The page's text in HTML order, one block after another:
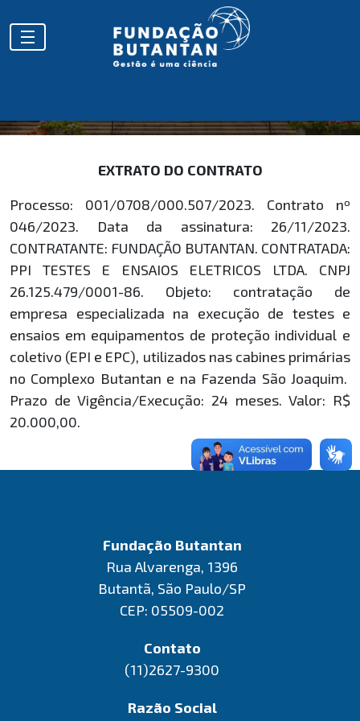
EXTRATOS
EXTRATO DO CONTRATO
Processo: 001/0708/000.507/2023. Contrato nº
046/2023. Data da assinatura: 26/11/2023.
CONTRATANTE: FUNDAÇÃO BUTANTAN. CONTRATADA:
PPI TESTES E ENSAIOS ELETRICOS LTDA. CNPJ
26.125.479/0001-86. Objeto: contratação de
empresa especializada na execução de testes e
ensaios em equipamentos de proteção individual e
coletivo (EPI e EPC), utilizados nas cabines primárias
no Complexo Butantan e na Fazenda São Joaquim.
Prazo de Vigência/Execução: 24 meses. Valor: R$
20.000,00.
Fundação Butantan
Rua Alvarenga, 1396
Butantã, São Paulo/SP
CEP: 05509-002
Contato
(11)2627-9300
Razão Social